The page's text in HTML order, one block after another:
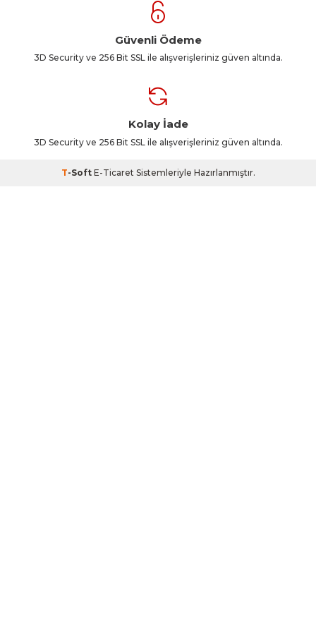
Güvenli Ödeme
3D Security ve 256 Bit SSL ile alışverişleriniz güven altında.
Kolay İade
3D Security ve 256 Bit SSL ile alışverişleriniz güven altında.
T-Soft E-Ticaret Sistemleriyle Hazırlanmıştır.